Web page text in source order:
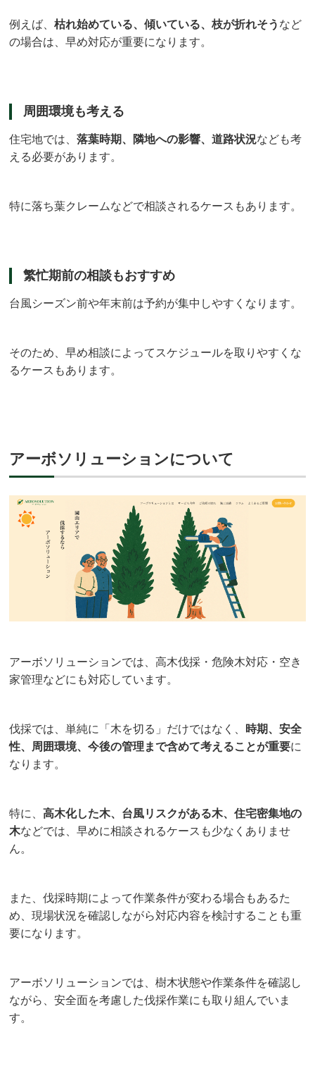
例えば、枯れ始めている、傾いている、枝が折れそう など
の場合は、早め対応が重要になります。
周囲環境も考える
住宅地では、落葉時期、隣地への影響、道路状況なども考
える必要があります。
特に落ち葉クレームなどで相談されるケースもあります。
繁忙期前の相談もおすすめ
台風シーズン前や年末前は予約が集中しやすくなります。
そのため、早め相談によってスケジュールを取りやすくな
るケースもあります。
アーボソリューションについて
アーボソリューションでは、高木伐採・危険木対応・空き
家管理などにも対応しています。
伐採では、単純に「木を切る」だけではなく、 時期、安全
性、周囲環境、今後の管理まで含めて考えることが重要に
なります。
特に、高木化した木、台風リスクがある木、住宅密集地の
木などでは、早めに相談されるケースも少なくありませ
ん。
また、伐採時期によって作業条件が変わる場合もあるた
め、現場状況を確認しながら対応内容を検討することも重
要になります。
アーボソリューションでは、樹木状態や作業条件を確認し
ながら、安全面を考慮した伐採作業にも取り組んでいま
す。